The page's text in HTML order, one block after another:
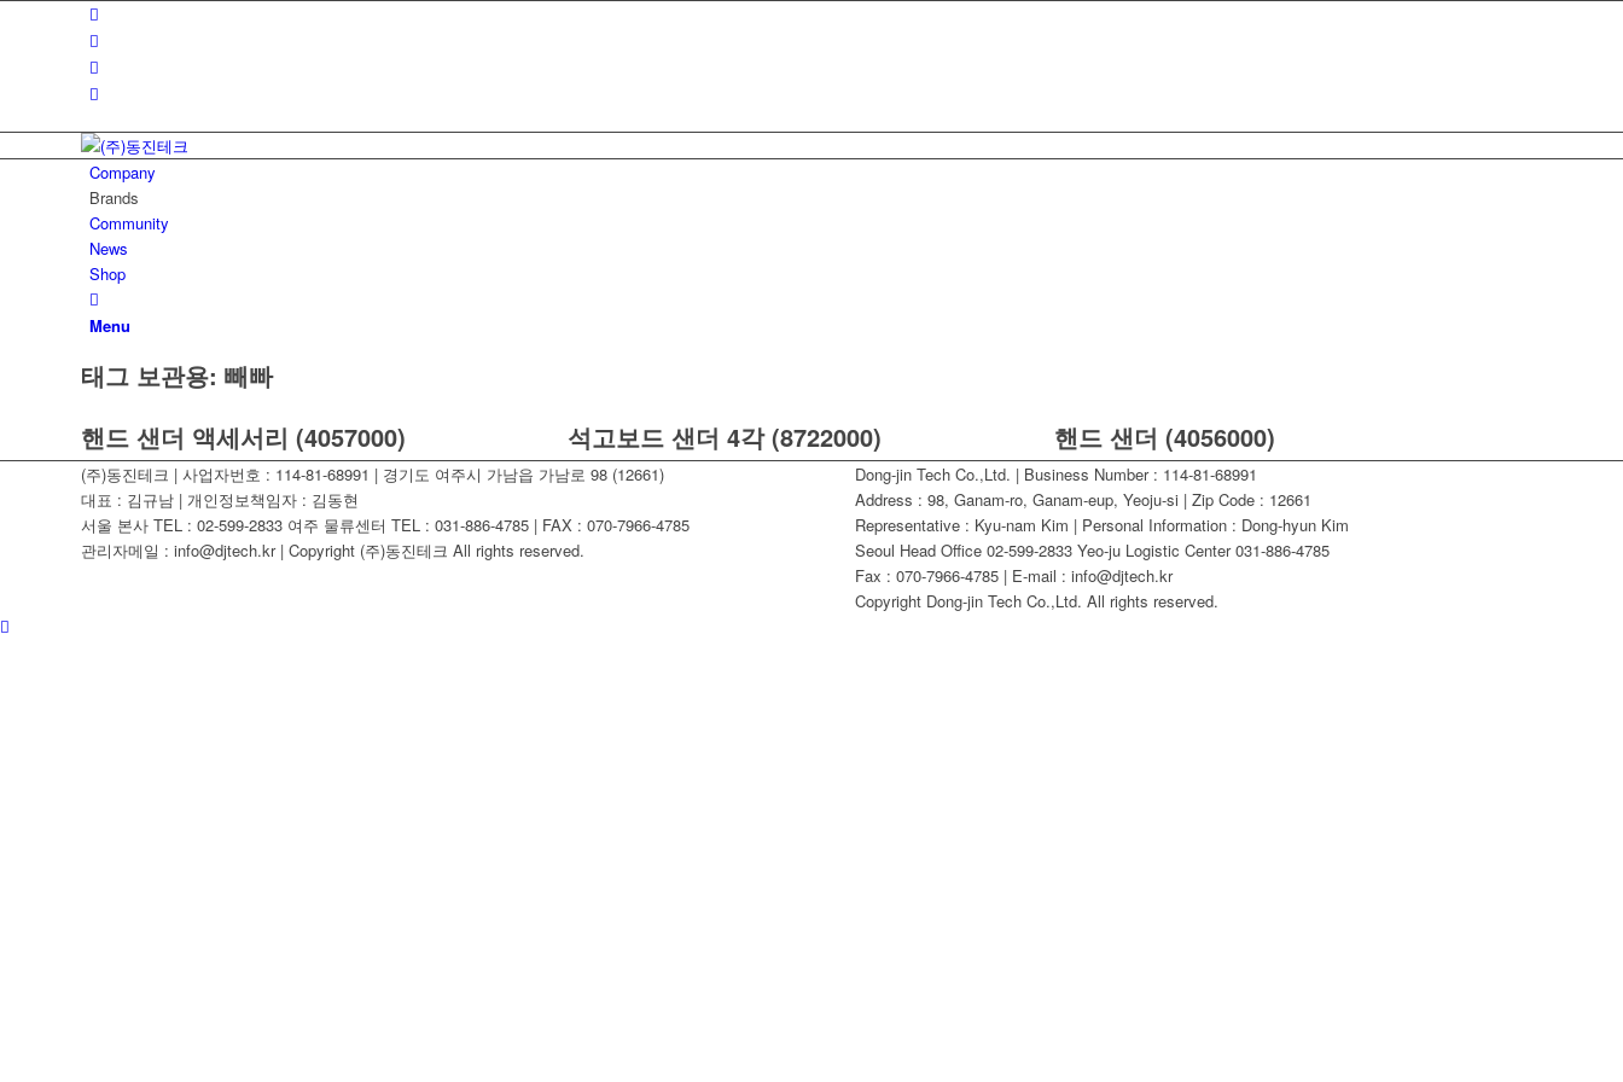
Company
Brands
Community
News
Shop
Menu
태그 보관용: 빼빠
핸드 샌더 액세서리 (4057000)
석고보드 샌더 4각 (8722000) 핸드 샌더 (4056000)
(주)동진테크 | 사업자번호 : 114-81-68991 | 경기도 여주시 가남읍 가남로 98 (12661)
대표 : 김규남 | 개인정보책임자 : 김동현
서울 본사 TEL : 02-599-2833 여주 물류센터 TEL : 031-886-4785 | FAX : 070-7966-4785
관리자메일 : info@djtech.kr | Copyright (주)동진테크 All rights reserved.
Dong-jin Tech Co.,Ltd. | Business Number : 114-81-68991
Address : 98, Ganam-ro, Ganam-eup, Yeoju-si | Zip Code : 12661
Representative : Kyu-nam Kim | Personal Information : Dong-hyun Kim
Seoul Head Office 02-599-2833 Yeo-ju Logistic Center 031-886-4785
Fax : 070-7966-4785 | E-mail : info@djtech.kr
Copyright Dong-jin Tech Co.,Ltd. All rights reserved.